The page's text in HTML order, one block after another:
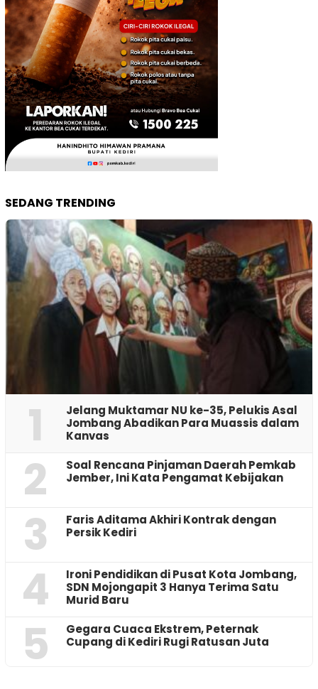
SEDANG TRENDING
1
Jelang Muktamar NU ke-35, Pelukis Asal
Jombang Abadikan Para Muassis dalam
Kanvas
2
‎Soal Rencana Pinjaman Daerah Pemkab
Jember, Ini Kata Pengamat Kebijakan ‎
3
Faris Aditama Akhiri Kontrak dengan
Persik Kediri
4
Ironi Pendidikan di Pusat Kota Jombang,
SDN Mojongapit 3 Hanya Terima Satu
Murid Baru
5
‎Gegara Cuaca Ekstrem, Peternak
Cupang di Kediri Rugi Ratusan Juta